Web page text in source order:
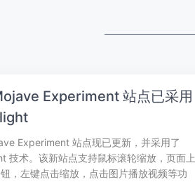
Experiment 站点已采用
Experiment 站点现已更新，并采用了
技术。该新站点支持鼠标滚轮缩放，页面上
，左键点击缩放，点击图片播放视频等功